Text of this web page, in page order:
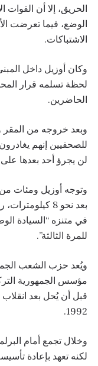
الحريق، إلا أن
الوضع، فيما تعرضت
الاشتباكات.
وكان أوزيل داخل
لحظة تسلمه قرار
الحاضرين.
وبعد خروجه من المقر
للصحفيين إنهم
لن يجرؤ أحد بعدها
وتوجه أوزيل ومئات
بعد نحو 8
في متنزه “السيادة
للمرة الثالثة”.
ويُعد حزب الشعب
1992.
وخلال تجمع أمام
لكنه تعهد بإعادة